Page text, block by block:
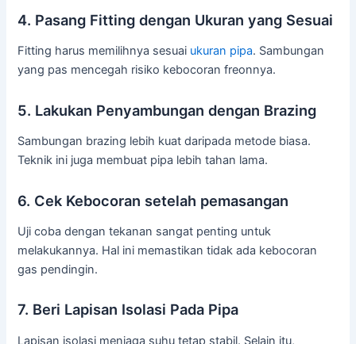
4. Pasang Fitting dengan Ukuran yang Sesuai
Fitting harus memilihnya sesuai ukuran pipa. Sambungan
yang pas mencegah risiko kebocoran freonnya.
5. Lakukan Penyambungan dengan Brazing
Sambungan brazing lebih kuat daripada metode biasa.
Teknik ini juga membuat pipa lebih tahan lama.
6. Cek Kebocoran setelah pemasangan
Uji coba dengan tekanan sangat penting untuk
melakukannya. Hal ini memastikan tidak ada kebocoran
gas pendingin.
7. Beri Lapisan Isolasi Pada Pipa
Lapisan isolasi menjaga suhu tetap stabil. Selain itu,